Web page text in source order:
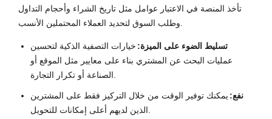
تأخذ المنصة في الاعتبار عوامل مثل تاريخ الشراء وأحجام التداول
وطلب السوق لتحديد العملاء المحتملين الأنسب.
تسليط الضوء على الميزة: خيارات التصفية الذكية لتحسين
عمليات البحث عن المشتري بناء على معايير مثل الموقع أو
الصناعة أو تكرار التجارة.
نفع: يمكنك توفير الوقت من خلال التركيز فقط على المشترين
الذين لديهم أعلى إمكانات للتحويل.